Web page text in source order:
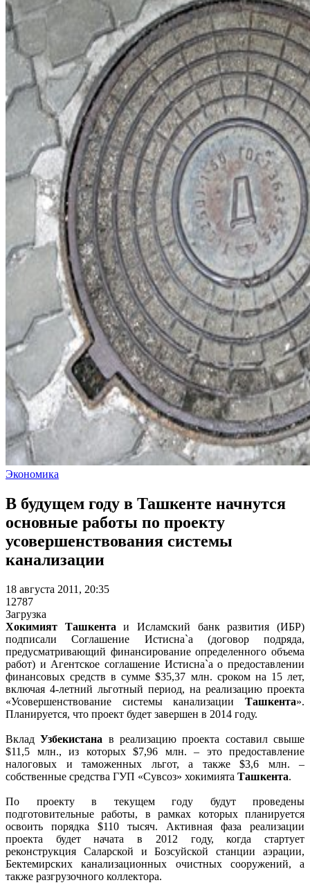
Экономика
В будущем году в Ташкенте начнутся
основные работы по проекту
усовершенствования системы
канализации
18 августа 2011, 20:35
12787
Загрузка
Хокимият Ташкента и Исламский банк развития (ИБР)
подписали Соглашение Истисна`а (договор подряда,
предусматривающий финансирование определенного объема
работ) и Агентское соглашение Истисна`а о предоставлении
финансовых средств в сумме $35,37 млн. сроком на 15 лет,
включая 4-летний льготный период, на реализацию проекта
«Усовершенствование системы канализации Ташкента».
Планируется, что проект будет завершен в 2014 году.
ВкладУзбекистана в реализацию проекта составил свыше
$11,5 млн., из которых $7,96 млн. – это предоставление
налоговых и таможенных льгот, а также $3,6 млн. –
собственные средства ГУП «Сувсоз» хокимията Ташкента.
По проекту в текущем году будут проведены
подготовительные работы, в рамках которых планируется
освоить порядка $110 тысяч. Активная фаза реализации
проекта будет начата в 2012 году, когда стартует
реконструкция Саларской и Бозсуйской станции аэрации,
Бектемирских канализационных очистных сооружений, а
также разгрузочного коллектора.